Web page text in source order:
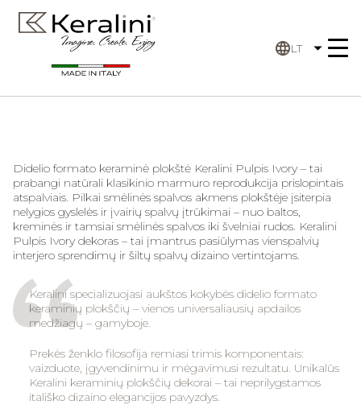
LT
Didelio formato keraminė plokštė Keralini Pulpis Ivory– tai
prabangi natūrali klasikinio marmuro reprodukcija prislopintais
atspalviais. Pilkai smėlinės spalvos akmens plokštėje įsiterpia
nelygios gyslelės ir įvairių spalvų įtrūkimai – nuo baltos,
kreminės ir tamsiai smėlinės spalvos iki švelniai rudos. Keralini
Pulpis Ivorydekoras – tai įmantrus pasiūlymas vienspalvių
interjero sprendimų ir šiltų spalvų dizaino vertintojams.
Keralini specializuojasi aukštos kokybės didelio formato
keraminių plokščių – vienos universaliausių apdailos
medžiagų – gamyboje.
Prekės ženklo filosofija remiasi trimis komponentais:
vaizduote, įgyvendinimu ir mėgavimusi rezultatu. Unikalūs
Keralini keraminių plokščių dekorai – tai neprilygstamos
itališko dizaino elegancijos pavyzdys.